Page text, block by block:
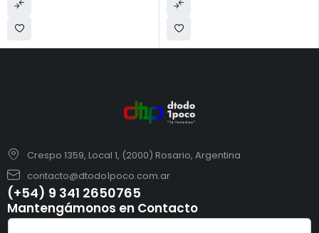
Crespo 1359, Local 1, (2000) Rosario, Argentina
contacto@dtodo1poco.com.ar
(+54) 9 341 2650765
Mantengámonos en Contacto
C
oC